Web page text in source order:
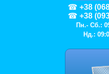
+38
+38
Пн.- Сб.:
Нд.: